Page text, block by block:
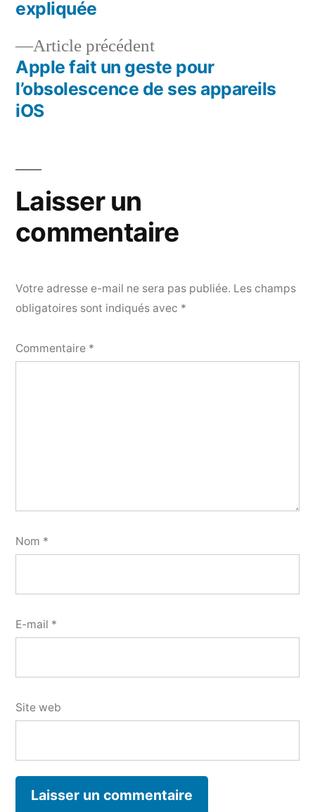
l’article
Article précédentArticle
précédent :
Apple fait un geste pour
l’obsolescence de ses appareils
iOS
expliquée
Laisser un
commentaire
Votre adresse e-mail ne sera pas publiée. Les champs
obligatoires sont indiqués avec *
Commentaire *
Nom *
E-mail *
Site web